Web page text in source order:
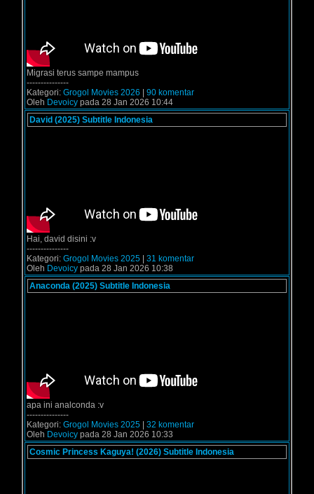
Migrasi terus sampe mampus
---------------
Kategori: Grogol Movies 2026
90 komentar
Oleh Devoicy pada 28 Jan 2026 10:44
David (2025) Subtitle Indonesia
Hai, david disini :v
---------------
Kategori: Grogol Movies 2025
31 komentar
Oleh Devoicy pada 28 Jan 2026 10:38
Anaconda (2025) Subtitle Indonesia
apa ini analconda :v
---------------
Kategori: Grogol Movies 2025
32 komentar
Oleh Devoicy pada 28 Jan 2026 10:33
Cosmic Princess Kaguya! (2026) Subtitle Indonesia